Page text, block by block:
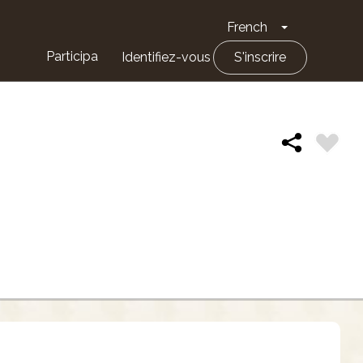
French Toggle
Participa Identifiez-vous S'inscrire